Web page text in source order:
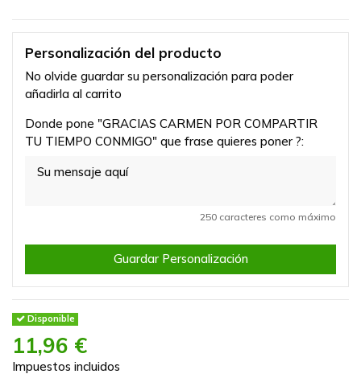
Personalización del producto
No olvide guardar su personalización para poder
añadirla al carrito
Donde pone "GRACIAS CARMEN POR COMPARTIR
TU TIEMPO CONMIGO" que frase quieres poner ?:
250 caracteres como máximo
Guardar Personalización
Disponible
11,96 €
Impuestos incluidos